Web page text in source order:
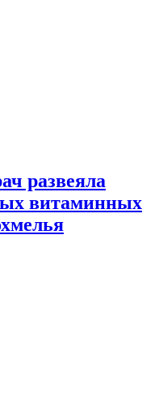
развеяла
витаминных